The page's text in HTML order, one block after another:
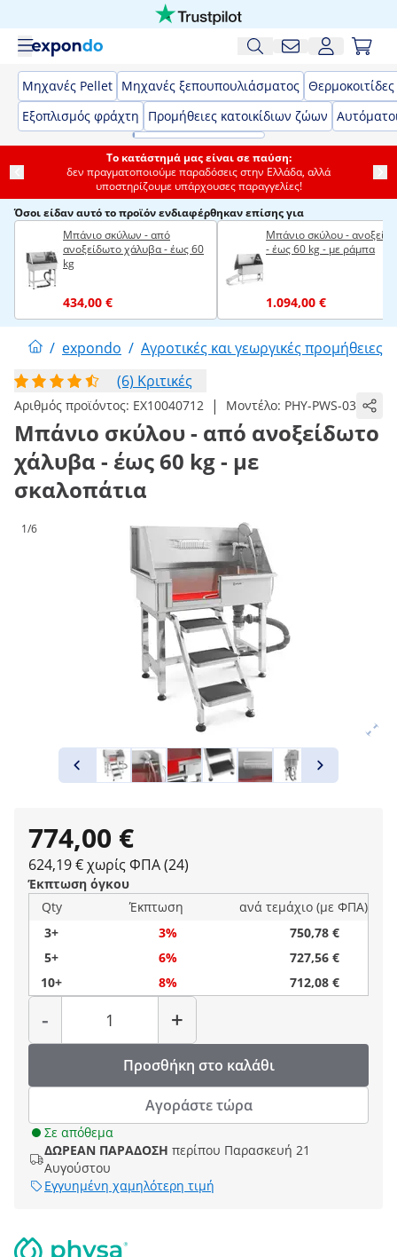
Μηχανές Pellet Μηχανές ξεπουπουλιάσματος
Εξοπλισμός φράχτη
Προμήθειες κατοικίδιων ζώων
Το κατάστημά μας είναι σε παύση:
δεν πραγματοποιούμε παραδόσεις στην Ελλάδα, αλλά
υποστηρίζουμε υπάρχουσες παραγγελίες!
Όσοι είδαν αυτό το προϊόν ενδιαφέρθηκαν επίσης για
Μπάνιο σκύλων - από
ανοξείδωτο χάλυβα - έως 60
kg
434,00 €
Μπάνιο σκύλου -
- έως 60 kg - με ράμπα
1.094,00 €
/ expondo / Αγροτικές και γεωργικές προμήθειες
(6) Κριτικές
Αριθμός προϊόντος: EX10040712 | Μοντέλο: PHY-PWS-03
Μπάνιο σκύλου - από ανοξείδωτο
χάλυβα - έως 60 kg - με
σκαλοπάτια
1/6
774,00 €
624,19 € χωρίς ΦΠΑ (24)
Έκπτωση όγκου
Qty
Έκπτωση
ανά τεμάχιο (με ΦΠΑ)
3+
3%
750,78 €
5+
6%
727,56 €
10+
8% 712,08 €
-
Ποσότητα
+
Προσθήκη στο καλάθι
Αγοράστε τώρα
Σε απόθεμα
ΔΩΡΕΑΝ ΠΑΡΑΔΟΣΗ περίπου Παρασκευή 21
Αυγούστου
Εγγυημένη χαμηλότερη τιμή